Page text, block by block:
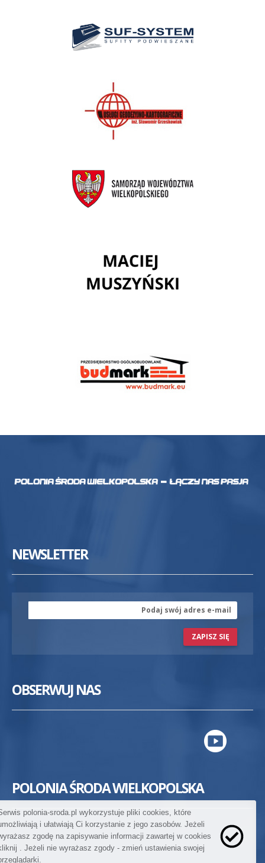
NEWSLETTER
ZAPISZ SIĘ
OBSERWUJ NAS
POLONIA ŚRODA WIELKOPOLSKA
polonia-sroda.pl wykorzystuje pliki cookies, które
i ułatwiają Ci korzystanie z jego zasobów. Jeżeli
zgodę na zapisywanie informacji zawartej w cookies
. Jeżeli nie wyrażasz zgody - zmień ustawienia swojej